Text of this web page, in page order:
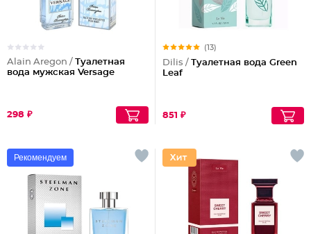
Alain Aregon / Туалетная
вода мужская Versage
298 ₽
(13)
Dilis / Туалетная вода Green
Leaf
851 ₽
Рекомендуем